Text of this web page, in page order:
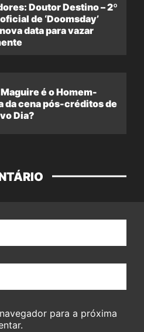
Doutor Destino – 2º
de ‘Doomsday’
data para vazar
é o Homem-
da cena pós-créditos de
Dia?
para a próxima